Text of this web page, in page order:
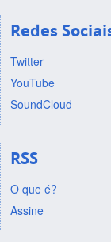
Redes
Twitter
YouTube
SoundCloud
RSS
O que é?
Assine